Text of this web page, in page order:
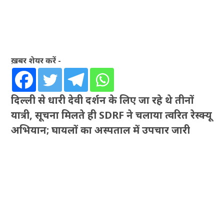
ख़बर शेयर करें -
दिल्ली से धारी देवी दर्शन के लिए जा रहे थे तीनों
यात्री, सूचना मिलते ही SDRF ने चलाया त्वरित रेस्क्यू
अभियान; घायलों का अस्पताल में उपचार जारी